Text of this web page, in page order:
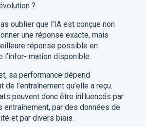
?
oublier que l’IA est conçue non
une réponse exacte, mais
réponse possible en
l’infor- mation disponible.
sa performance dépend
de l’entraînement qu’elle a reçu.
peuvent donc être influencés par
entraînement, par des données de
et par divers biais.